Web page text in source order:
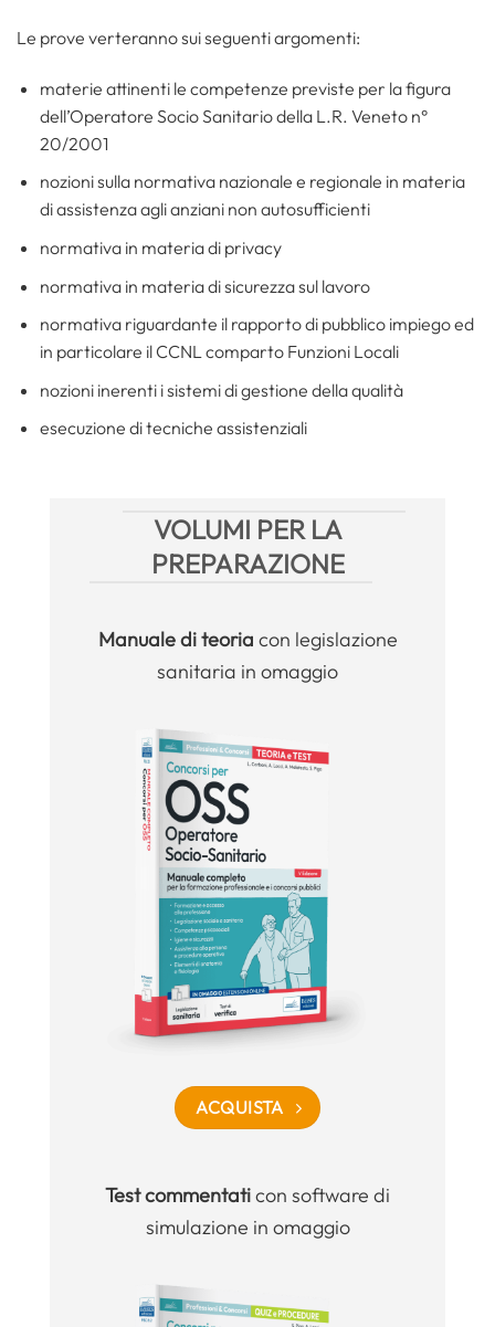
Le prove verteranno sui seguenti argomenti:
materie attinenti le competenze previste per la figura
dell’Operatore Socio Sanitario della L.R. Veneto n°
20/2001
nozioni sulla normativa nazionale e regionale in materia
di assistenza agli anziani non autosufficienti
normativa in materia di privacy
normativa in materia di sicurezza sul lavoro
normativa riguardante il rapporto di pubblico impiego ed
in particolare il CCNL comparto Funzioni Locali
nozioni inerenti i sistemi di gestione della qualità
esecuzione di tecniche assistenziali
VOLUMI PER LA
PREPARAZIONE
Manualedi teoria con legislazione
sanitaria in omaggio
ACQUISTA
Test commentaticon software di
simulazione in omaggio